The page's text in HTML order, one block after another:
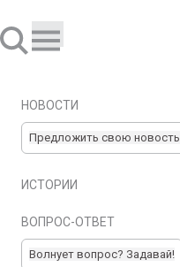
НОВОСТИ
Предложить свою новость
ИСТОРИИ
ВОПРОС-ОТВЕТ
Волнует вопрос? Задавай!